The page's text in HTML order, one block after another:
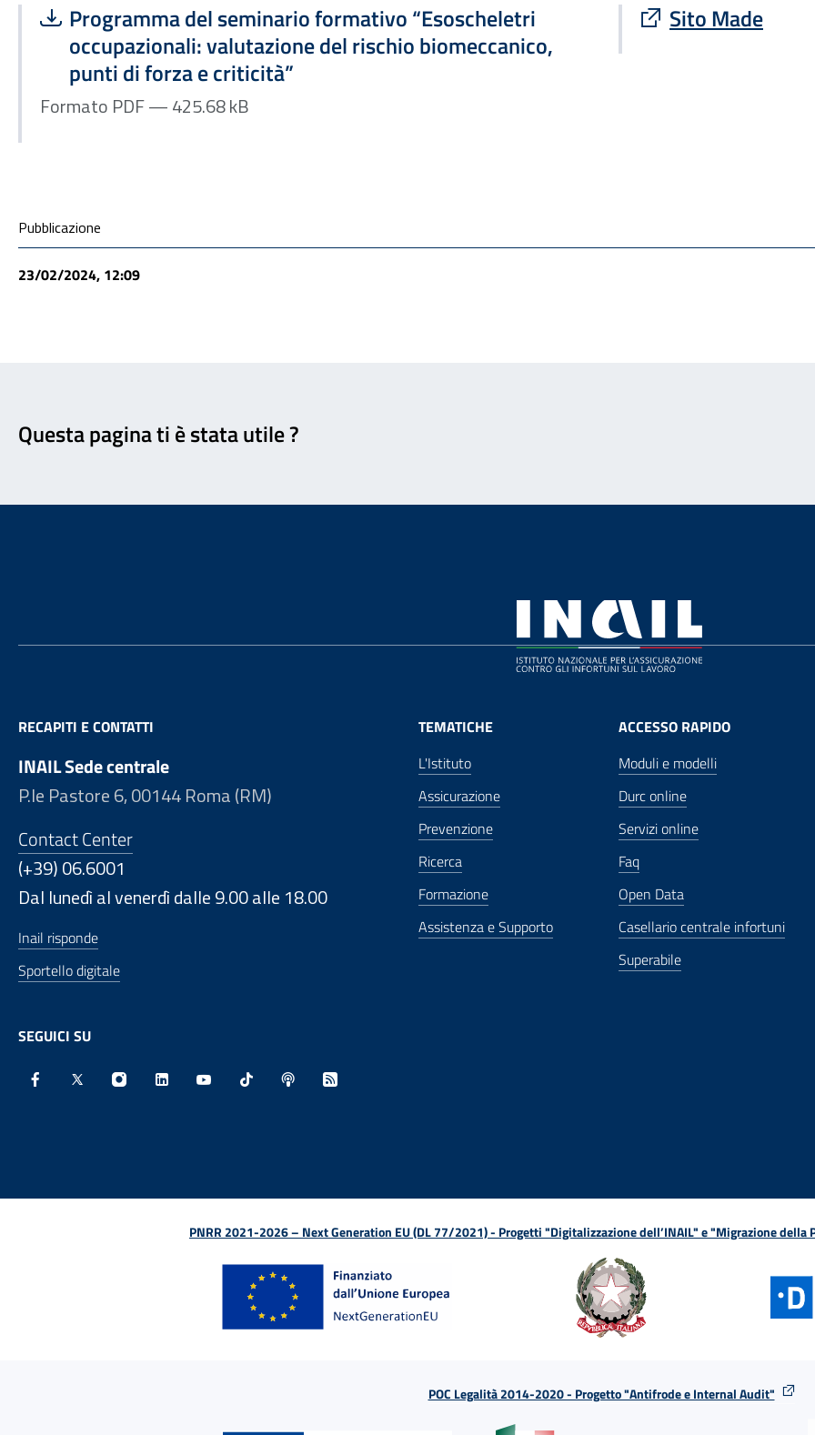
Scarica file:
Programma del seminario formativo “Esoscheletri
occupazionali: valutazione del rischio biomeccanico,
punti di forza e criticità”
Formato PDF — Dimensione 425.68 kB
Formato PDF — 425.68 kB
Sito Made
Sito esterno : apre
Condivisione social
Pubblicazione
23/02/2024, 12:09
Questa pagina ti è stata utile ?
RECAPITI E CONTATTI
INAIL Sede centrale
P.le Pastore 6, 00144 Roma (RM)
Contact Center
(+39) 06.6001
Dal lunedì al venerdì dalle 9.00 alle 18.00
Inail risponde
Sportello digitale
SEGUICI SU
TEMATICHE
L'Istituto
Assicurazione
Prevenzione
Ricerca
Formazione
Assistenza e Supporto
ACCESSO RAPIDO
Moduli e modelli
Durc online
Servizi online
Faq
Open Data
Casellario centrale infortuni
Superabile
PNRR 2021-2026 – Next Generation EU (DL 77/2021) - Progetti "Digitalizzazione dell’INAIL" e "Migrazione della
POC Legalità 2014-2020 - Progetto "Antifrode e Internal Audit"